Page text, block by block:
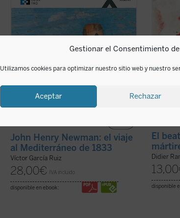
Gestionar el Consentimiento
Utilizamos cookies para optimizar nuestro sitio web y nuestro
Aceptar Rechazar
consecuencias de la verdadera odisea
interior ...
(ver ficha)
John Henry Newman: el viaje
al Mediterráneo de 1833
Víctor García Ruiz
28,00€ IVA incluido
disponible en ebook:
El
Didier
13,00
disponible